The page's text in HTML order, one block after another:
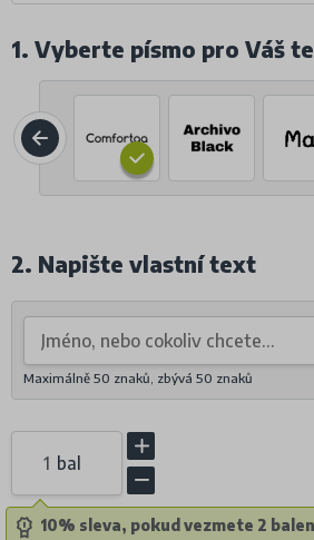
1. Vyberte písmo pro Váš
2. Napište vlastní text
Maximálně 50 znaků, zbývá 50 znaků
bal
10% sleva, pokud vezmete 2